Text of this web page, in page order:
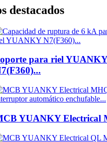
destacados
para riel
YUANKY Electrical